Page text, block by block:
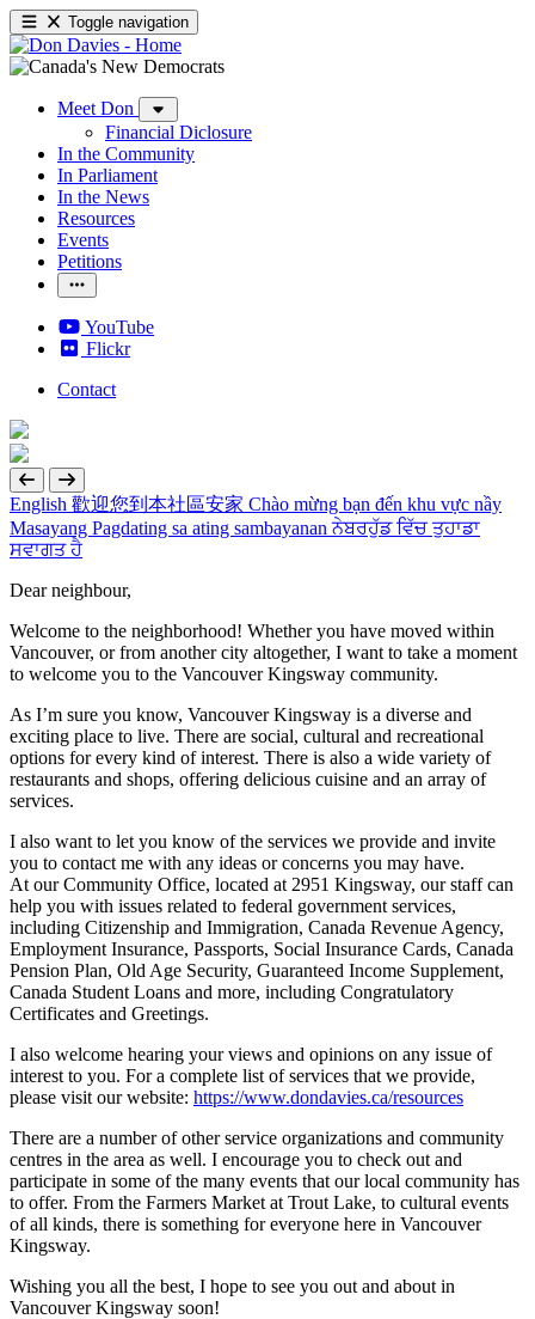
Toggle navigation
Meet Don
Financial Diclosure
In the Community
In Parliament
In the News
Resources
Events
Petitions
YouTube
Flickr
Contact
English 歡迎您到本社區安家 Chào mừng bạn đến khu vực nầy
Masayang Pagdating sa ating sambayanan ਨੇਬਰਹੁੱਡ ਵਿੱਚ ਤੁਹਾਡਾ
ਸਵਾਗਤ ਹੈ
Dear neighbour,
Welcome to the neighborhood! Whether you have moved within
Vancouver, or from another city altogether, I want to take a moment
to welcome you to the Vancouver Kingsway community.
As I’m sure you know, Vancouver Kingsway is a diverse and
exciting place to live. There are social, cultural and recreational
options for every kind of interest. There is also a wide variety of
restaurants and shops, offering delicious cuisine and an array of
services.
I also want to let you know of the services we provide and invite
you to contact me with any ideas or concerns you may have.
At our Community Office, located at 2951 Kingsway, our staff can
help you with issues related to federal government services,
including Citizenship and Immigration, Canada Revenue Agency,
Employment Insurance, Passports, Social Insurance Cards, Canada
Pension Plan, Old Age Security, Guaranteed Income Supplement,
Canada Student Loans and more, including Congratulatory
Certificates and Greetings.
I also welcome hearing your views and opinions on any issue of
interest to you. For a complete list of services that we provide,
please visit our website: https://www.dondavies.ca/resources
There are a number of other service organizations and community
centres in the area as well. I encourage you to check out and
participate in some of the many events that our local community has
to offer. From the Farmers Market at Trout Lake, to cultural events
of all kinds, there is something for everyone here in Vancouver
Kingsway.
Wishing you all the best, I hope to see you out and about in
Vancouver Kingsway soon!